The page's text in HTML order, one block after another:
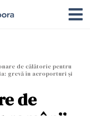
de călătorie pentru
grevă în aeroporturi şi
de